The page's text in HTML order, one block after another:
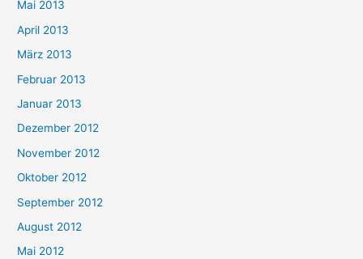
Mai 2013
April 2013
März 2013
Februar 2013
Januar 2013
Dezember 2012
November 2012
Oktober 2012
September 2012
August 2012
Mai 2012